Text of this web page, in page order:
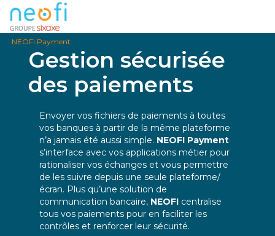
NEOFI Payment
Gestion sécurisée
des paiements
Envoyer vos fichiers de paiements à toutes
vos banques à partir de la même plateforme
n’a jamais été aussi simple. NEOFI Payment
s’interface avec vos applications métier pour
rationaliser vos échanges et vous permettre
de les suivre depuis une seule plateforme/
écran. Plus qu’une solution de
communication bancaire, NEOFI centralise
tous vos paiements pour en faciliter les
contrôles et renforcer leur sécurité.